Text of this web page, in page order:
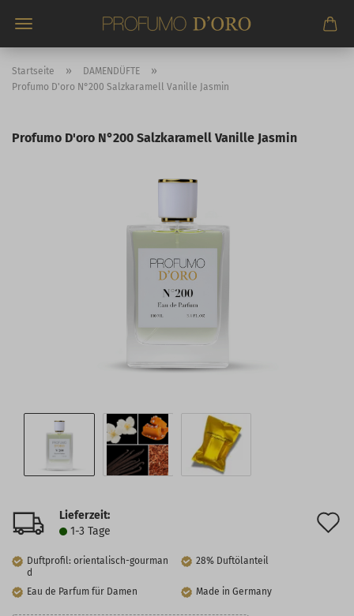
zum
Startseite » DAMENDÜFTE »
Profumo D'oro N°200 Salzkaramell Vanille Jasmin
Profumo D'oro N°200 Salzkaramell Vanille Jasmin
Lieferzeit:
1-3 Tage
Duftprofil: orientalisch-gourman
d
28% Duftölanteil
Eau de Parfum für Damen Made in Germany